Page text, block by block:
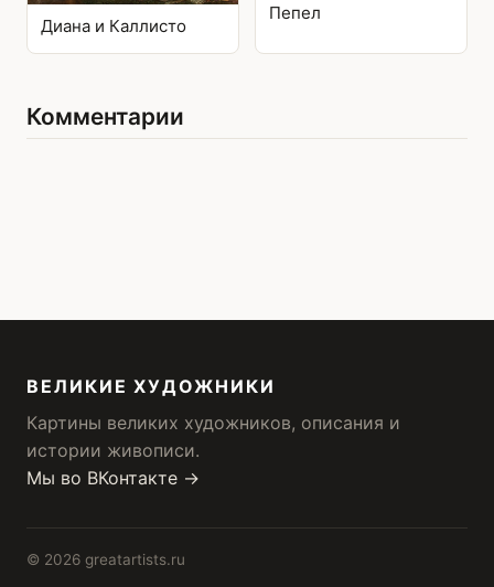
Диана и Каллисто
Пепел
Комментарии
ВЕЛИКИЕ ХУДОЖНИКИ
Картины великих художников, описания и
истории живописи.
Мы во ВКонтакте →
© 2026 greatartists.ru